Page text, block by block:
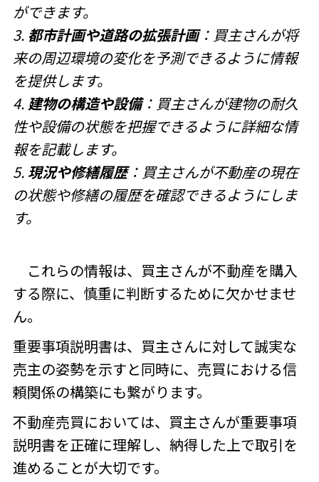
ができます。
3. 都市計画や道路の拡張計画：買主さんが将
来の周辺環境の変化を予測できるように情報
を提供します。
4. 建物の構造や設備：買主さんが建物の耐久
性や設備の状態を把握できるように詳細な情
報を記載します。
5. 現況や修繕履歴：買主さんが不動産の現在
の状態や修繕の履歴を確認できるようにしま
す。
これらの情報は、買主さんが不動産を購入
する際に、慎重に判断するために欠かせませ
ん。
重要事項説明書は、買主さんに対して誠実な
売主の姿勢を示すと同時に、売買における信
頼関係の構築にも繋がります。
不動産売買においては、買主さんが重要事項
説明書を正確に理解し、納得した上で取引を
進めることが大切です。